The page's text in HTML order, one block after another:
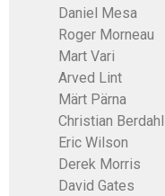
Daniel Mesa
Roger Morneau
Mart Vari
Arved Lint
Märt Pärna
Christian Berdahl
Eric Wilson
Derek Morris
David Gates